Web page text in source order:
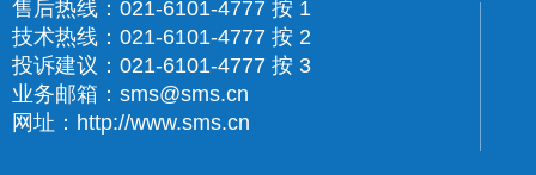
售后热线：021-6101-4777 按 1
技术热线：021-6101-4777 按 2
投诉建议：021-6101-4777 按 3
业务邮箱：sms@sms.cn
网址：http://www.sms.cn